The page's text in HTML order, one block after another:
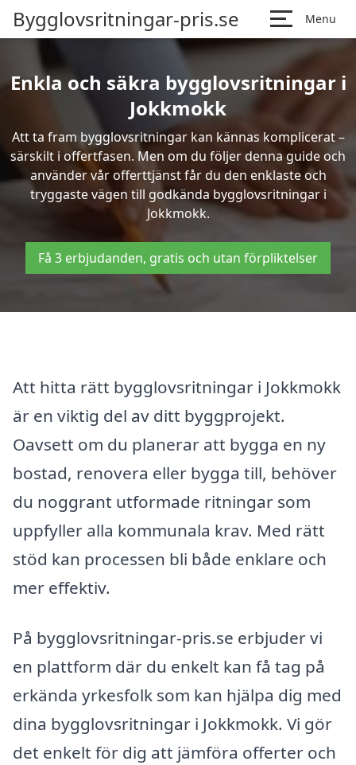
Bygglovsritningar-pris.se Menu
Enkla och säkra bygglovsritningar i
Jokkmokk
Att ta fram bygglovsritningar kan kännas komplicerat –
särskilt i offertfasen. Men om du följer denna guide och
använder vår offerttjänst får du den enklaste och
tryggaste vägen till godkända bygglovsritningar i
Jokkmokk.
Få 3 erbjudanden, gratis och utan förpliktelser
Att hitta rätt bygglovsritningar i Jokkmokk
är en viktig del av ditt byggprojekt.
Oavsett om du planerar att bygga en ny
bostad, renovera eller bygga till, behöver
du noggrant utformade ritningar som
uppfyller alla kommunala krav. Med rätt
stöd kan processen bli både enklare och
mer effektiv.
På bygglovsritningar-pris.se erbjuder vi
en plattform där du enkelt kan få tag på
erkända yrkesfolk som kan hjälpa dig med
dina bygglovsritningar i Jokkmokk. Vi gör
det enkelt för dig att jämföra offerter och